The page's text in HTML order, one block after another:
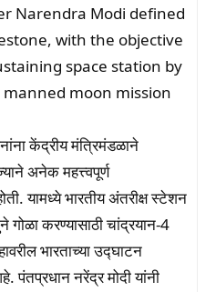
Narendra Modi defined
with the objective
space station by
moon mission
केंद्रीय मंत्रिमंडळाने
अनेक महत्त्वपूर्ण
यामध्ये भारतीय अंतरीक्ष स्टेशन
करण्यासाठी चांद्रयान-4
भारताच्या उद्घाटन
पंतप्रधान नरेंद्र मोदी यांनी